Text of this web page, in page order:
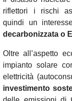
riflettori i rischi
quindi un
decarbonizzata o
Oltre all’aspetto
impianto solare
elettricità
investimento